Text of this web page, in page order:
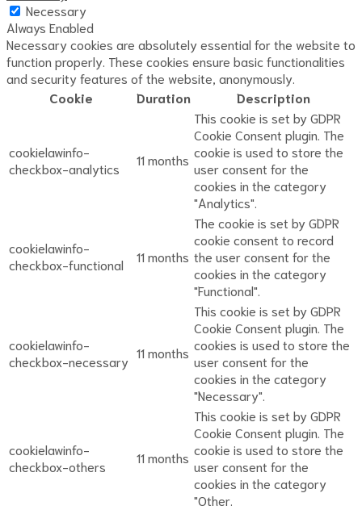
Necessary
Always Enabled
Necessary cookies are absolutely essential for the website to
function properly. These cookies ensure basic functionalities
and security features of the website, anonymously.
Cookie
Duration Description
cookielawinfo-
checkbox-analytics
11 months
This cookie is set by GDPR
Cookie Consent plugin. The
cookie is used to store the
user consent for the
cookies in the category
"Analytics".
cookielawinfo-
checkbox-functional
11 months
The cookie is set by GDPR
cookie consent to record
the user consent for the
cookies in the category
"Functional".
cookielawinfo-
checkbox-necessary
11 months
This cookie is set by GDPR
Cookie Consent plugin. The
cookies is used to store the
user consent for the
cookies in the category
"Necessary".
cookielawinfo-
checkbox-others
11 months
This cookie is set by GDPR
Cookie Consent plugin. The
cookie is used to store the
user consent for the
cookies in the category
"Other.